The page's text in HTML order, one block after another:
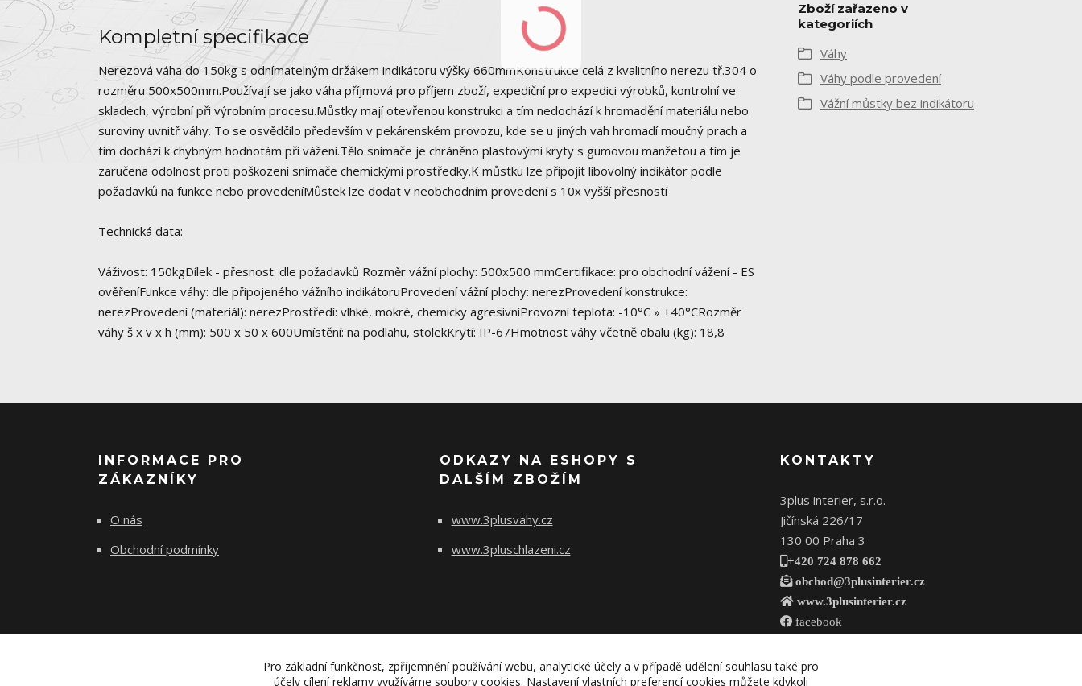
Kompletní specifikace
Nerezová váha do 150kg s odnímatelným držákem indikátoru výšky 660mmKonstrukce celá z kvalitního nerezu tř.304 o
rozměru 500x500mm.Používají se jako váha příjmová pro příjem zboží, expediční pro expedici výrobků, kontrolní ve
skladech, výrobní při výrobním procesu.Můstky mají otevřenou konstrukci a tím nedochází k hromadění materiálu nebo
suroviny uvnitř váhy. To se osvědčilo především v pekárenském provozu, kde se u jiných vah hromadí moučný prach a
tím dochází k chybným hodnotám při vážení.Tělo snímače je chráněno plastovými kryty s gumovou manžetou a tím je
zaručena odolnost proti poškození snímače chemickými prostředky.K můstku lze připojit libovolný indikátor podle
požadavků na funkce nebo provedeníMůstek lze dodat v neobchodním provedení s 10x vyšší přesností
Technická data:
Váživost: 150kgDílek - přesnost: dle požadavků Rozměr vážní plochy: 500x500 mmCertifikace: pro obchodní vážení - ES
ověřeníFunkce váhy: dle připojeného vážního indikátoruProvedení vážní plochy: nerezProvedení konstrukce:
nerezProvedení (materiál): nerezProstředí: vlhké, mokré, chemicky agresivníProvozní teplota: -10°C » +40°CRozměr
váhy š x v x h (mm): 500 x 50 x 600Umístění: na podlahu, stolekKrytí: IP-67Hmotnost váhy včetně obalu (kg): 18,8
Zboží zařazeno v
kategoriích
Váhy
Váhy podle provedení
Vážní můstky bez indikátoru
INFORMACE PRO
ZÁKAZNÍKY
O nás
Obchodní podmínky
ODKAZY NA ESHOPY S
DALŠÍM ZBOŽÍM
www.3plusvahy.cz
www.3pluschlazeni.cz
KONTAKTY
3plus interier, s.r.o.
Jičínská 226/17
130 00 Praha 3
+420 724 878 662
obchod@3plusinterier.cz
www.3plusinterier.cz
facebook
Pro základní funkčnost, zpříjemnění používání webu, analytické účely a v případě udělení souhlasu také pro
účely cílení reklamy využíváme soubory cookies. Nastavení vlastních preferencí cookies můžete kdykoli